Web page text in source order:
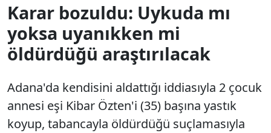
Karar bozuldu: Uykuda mı
yoksa uyanıkken mi
öldürdüğü araştırılacak
Adana'da kendisini aldattığı iddiasıyla 2 çocuk
annesi eşi Kibar Özten'i (35) başına yastık
koyup, tabancayla öldürdüğü suçlamasıyla